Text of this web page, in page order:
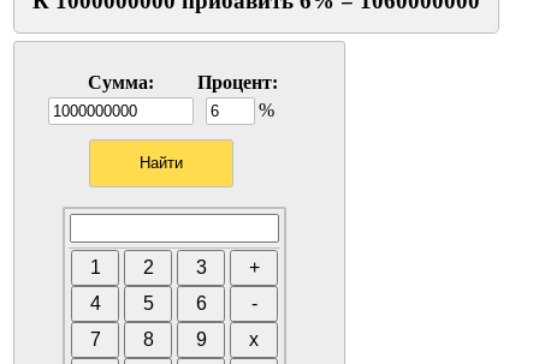
Сумма:
Процент:
%